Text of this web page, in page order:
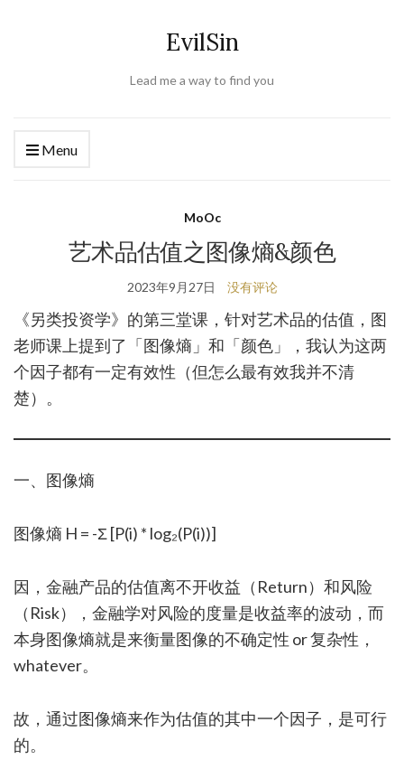
EvilSin
Lead me a way to find you
Menu
MoOc
艺术品估值之图像熵&颜色
2023年9月27日 没有评论
《另类投资学》的第三堂课，针对艺术品的估值，图
老师课上提到了「图像熵」和「颜色」，我认为这两
个因子都有一定有效性（但怎么最有效我并不清
楚）。
一、图像熵
图像熵 H = -Σ [P(i) * log₂(P(i))]
因，金融产品的估值离不开收益（Return）和风险
（Risk），金融学对风险的度量是收益率的波动，而
本身图像熵就是来衡量图像的不确定性 or 复杂性，
whatever。
故，通过图像熵来作为估值的其中一个因子，是可行
的。